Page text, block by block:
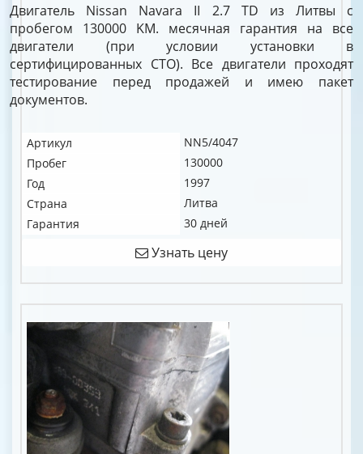
Двигатель Nissan Navara II 2.7 TD из Литвы с
пробегом 130000 KM. месячная гарантия на все
двигатели (при условии установки в
сертифицированных СТО). Все двигатели проходят
тестирование перед продажей и имею пакет
документов.
Артикул
NN5/4047
Пробег
130000
Год
1997
Страна
Литва
Гарантия
30 дней
Узнать цену